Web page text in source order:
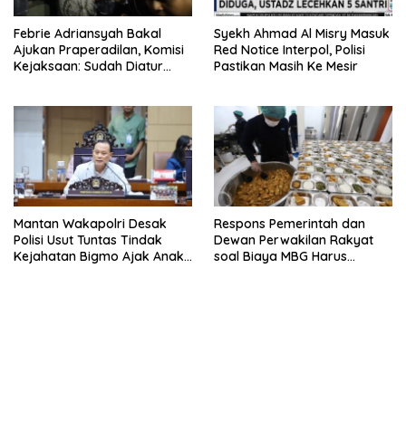
Febrie Adriansyah Bakal
Ajukan Praperadilan, Komisi
Kejaksaan: Sudah Diatur
Syekh Ahmad Al Misry Masuk
Red Notice Interpol, Polisi
Pastikan Masih Ke Mesir
Mantan Wakapolri Desak
Polisi Usut Tuntas Tindak
Kejahatan Bigmo Ajak Anak
Respons Pemerintah dan
Dewan Perwakilan Rakyat
soal Biaya MBG Harus